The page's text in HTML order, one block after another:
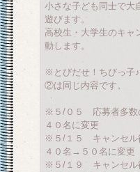
小さな子ども同士で大
遊びます。
高校生・大学生のキャ
動します。
※とびだせ！ちびっ子
②は同じ内容です。
※５/０５ 応募者多数
４０名に変更
※５/１５ キャンセル
４０名→５０名に変更
※５/１９ キャンセル